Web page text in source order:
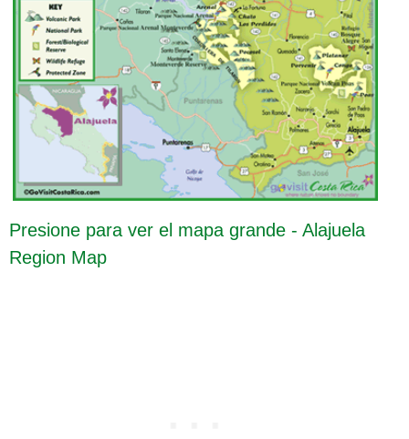
Presione para ver el mapa grande - Alajuela
Region Map